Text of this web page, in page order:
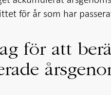
för år som har
för att